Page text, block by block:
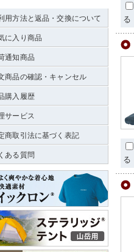
る
る
用方法と返品・交換について
に入り商品
通知商品
商品の確認・キャンセル
購入履歴
サービス
商取引法に基づく表記
ある質問